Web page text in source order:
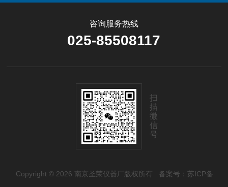
咨询服务热线
025-85508117
扫
描
微
信
号
Copyright © 2026 南京圣荣仪器厂版权所有 备案号：苏ICP备